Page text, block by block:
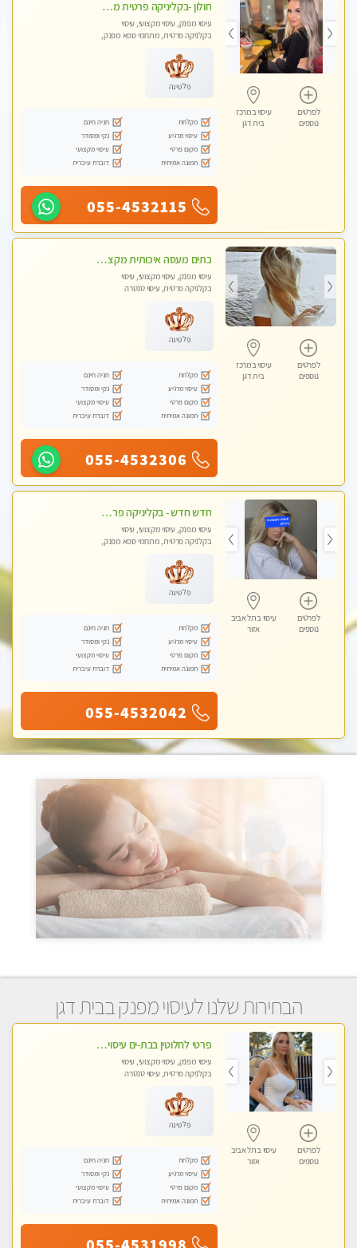
לפרטים
נוספים
עיסוי במרכז
בית דגן
חולון -בקליניקה פרטית מפגש טיפולי !!! מקצועי בלבד - professional therapist ללא מין !!
עיסוי מפנק, עיסוי מקצועי, עיסוי
בקלניקה פרטית, מתחמי ספא מפנק,
פלטינה
מקלחת
חניה חינם
עיסוי מרגיע
נקי ומסודר
מקום פרטי
עיסוי מקצועי
תמונה אמיתית
דוברת עיברית
055-4532115
לפרטים
נוספים
עיסוי במרכז
בית דגן
בתים מעסה איכותית מקצועית ומפנקת מאוד חדשה בת-ים מעסה צעירה ואלופה לעיסוי מפנק מומלץ מאוד ....פרטי!!
עיסוי מפנק, עיסוי מקצועי, עיסוי
בקלניקה פרטית, עיסוי טנטרה
פלטינה
מקלחת
חניה חינם
עיסוי מרגיע
נקי ומסודר
מקום פרטי
עיסוי מקצועי
תמונה אמיתית
דוברת עיברית
055-4532306
לפרטים
נוספים
עיסוי בתל אביב
אזור
חדש חדש - בקליניקה פרטית בחולון עיסוי לחידוש אנרגיות עיסוי חלומי מומלץ מאוד-ללא מין! highly recommended new in the city
עיסוי מפנק, עיסוי מקצועי, עיסוי
בקלניקה פרטית, מתחמי ספא מפנק,
פלטינה
מקלחת
חניה חינם
עיסוי מרגיע
נקי ומסודר
מקום פרטי
עיסוי מקצועי
תמונה אמיתית
דוברת עיברית
055-4532042
הבחירות שלנו לעיסוי מפנק בבית דגן
לפרטים
נוספים
עיסוי בתל אביב
אזור
פרטי לחלוטין בבת-ים עיסוי מפנק מקצועי מומלץ בחום למי שרוצה להירגע- מומלץ לחלוטין! פרטי! ​​​​​​ Highly recommended
עיסוי מפנק, עיסוי מקצועי, עיסוי
בקלניקה פרטית, עיסוי טנטרה
פלטינה
מקלחת
חניה חינם
עיסוי מרגיע
נקי ומסודר
מקום פרטי
עיסוי מקצועי
תמונה אמיתית
דוברת עיברית